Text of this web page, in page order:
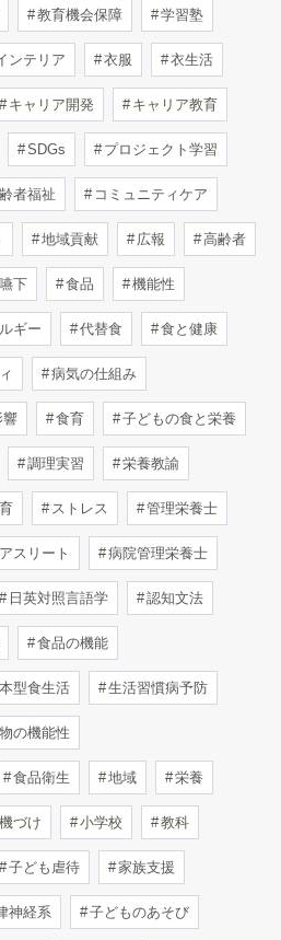
教育機会保障 学習塾
ンテリア 衣服 衣生活
キャリア開発 キャリア教育
SDGs プロジェクト学習
者福祉 コミュニティケア
地域貢献 広報 高齢者
下 食品 機能性
ギー 代替食 食と健康
病気の仕組み
響 食育 子どもの食と栄養
調理実習 栄養教諭
ストレス 管理栄養士
スリート 病院管理栄養士
日英対照言語学 認知文法
食品の機能
型食生活 生活習慣病予防
の機能性
食品衛生 地域 栄養
づけ 小学校 教科
子ども虐待 家族支援
神経系 子どものあそび